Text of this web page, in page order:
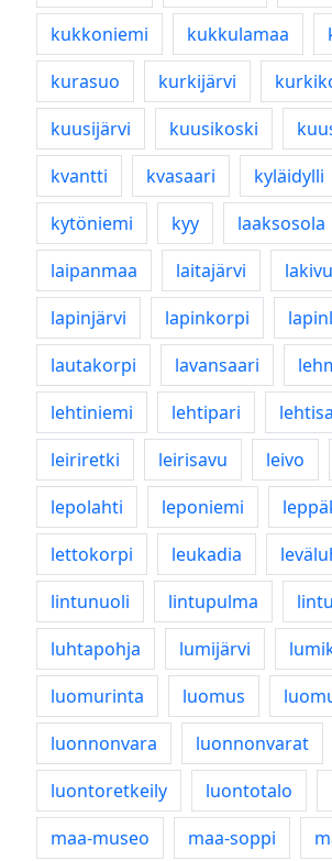
kukkoniemi
kukkulamaa
kurasuo
kurkijärvi
kuusijärvi
kuusikoski
kvantti
kvasaari kyläidylli
kytöniemi
kyy laaksosola
laipanmaa
laitajärvi
lapinjärvi
lapinkorpi
lautakorpi
lavansaari
lehtiniemi
lehtipari
leiriretki
leirisavu leivo
lepolahti
leponiemi
lettokorpi
leukadia
lintunuoli
lintupulma
luhtapohja
lumijärvi
luomurinta
luomus
luonnonvara
luonnonvarat
luontoretkeily
luontotalo
maa-museo
maa-soppi